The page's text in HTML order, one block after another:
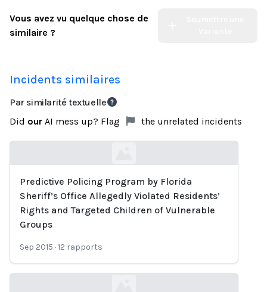
Vous avez vu quelque chose de
similaire ?
Incidents similaires
Par similarité textuelle
Did our AI mess up? Flag the unrelated incidents
Loading...
Predictive Policing Program by Florida
Sheriff’s Office Allegedly Violated Residents’
Rights and Targeted Children of Vulnerable
Groups
Sep 2015 ·12 rapports